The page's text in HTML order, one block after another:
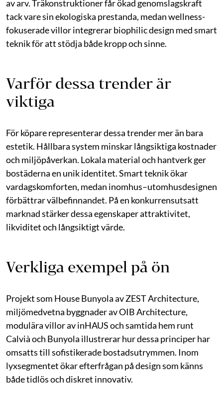
av arv. Träkonstruktioner får ökad genomslagskraft
tack vare sin ekologiska prestanda, medan wellness-
fokuserade villor integrerar biophilic design med smart
teknik för att stödja både kropp och sinne.
Varför dessa trender är
viktiga
För köpare representerar dessa trender mer än bara
estetik. Hållbara system minskar långsiktiga kostnader
och miljöpåverkan. Lokala material och hantverk ger
bostäderna en unik identitet. Smart teknik ökar
vardagskomforten, medan inomhus–utomhusdesignen
förbättrar välbefinnandet. På en konkurrensutsatt
marknad stärker dessa egenskaper attraktivitet,
likviditet och långsiktigt värde.
Verkliga exempel på ön
Projekt som House Bunyola av ZEST Architecture,
miljömedvetna byggnader av OIB Architecture,
modulära villor av inHAUS och samtida hem runt
Calvià och Bunyola illustrerar hur dessa principer har
omsatts till sofistikerade bostadsutrymmen. Inom
lyxsegmentet ökar efterfrågan på design som känns
både tidlös och diskret innovativ.